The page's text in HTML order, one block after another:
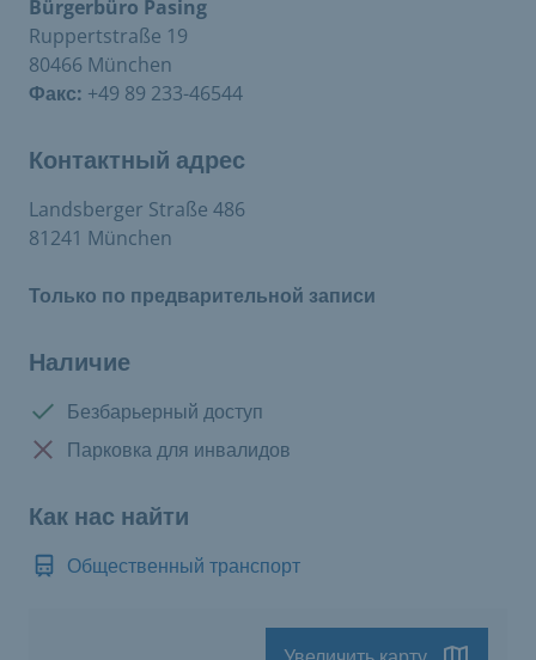
Bürgerbüro Pasing
Ruppertstraße 19
80466 München
Факс: +49 89 233-46544
Контактный адрес
Landsberger Straße 486
81241 München
Только по предварительной записи
Наличие
Доступно:
Безбарьерный доступ
Нет в наличии:
Парковка для инвалидов
Как нас найти
Общественный транспорт